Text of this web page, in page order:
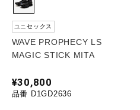
ユニセックス
WAVE PROPHECY LS
MAGIC STICK MITA
¥30,800
品番 D1GD2636